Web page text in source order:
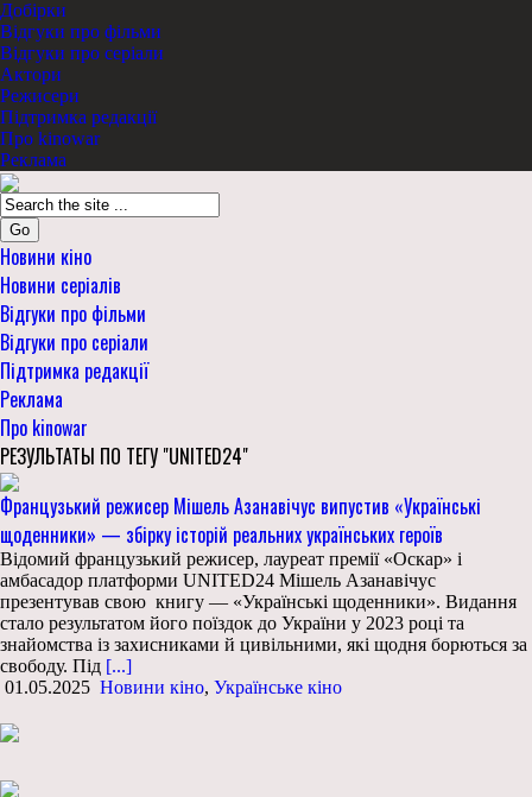
Добірки
Відгуки про фільми
Відгуки про серіали
Актори
Режисери
Підтримка редакції
Про kinowar
Реклама
Go
Новини кіно
Новини серіалів
Відгуки про фільми
Відгуки про серіали
Підтримка редакції
Реклама
Про kinowar
РЕЗУЛЬТАТЫ ПО ТЕГУ "UNITED24"
Французький режисер Мішель Азанавічус випустив «Українські
щоденники» — збірку історій реальних українських героїв
Відомий французький режисер, лауреат премії «Оскар» і
амбасадор платформи UNITED24 Мішель Азанавічус
презентував свою книгу — «Українські щоденники». Видання
стало результатом його поїздок до України у 2023 році та
знайомства із захисниками й цивільними, які щодня борються за
свободу. Під [...]
01.05.2025 Новини кіно, Українське кіно